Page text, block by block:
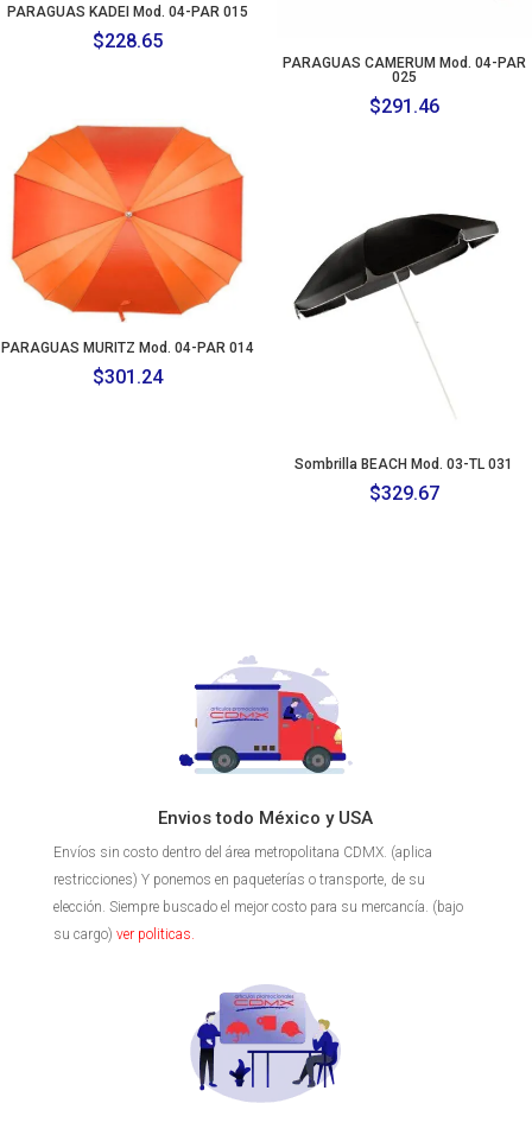
PARAGUAS KADEI Mod. 04-PAR 015
$228.65
PARAGUAS CAMERUM Mod. 04-PAR
025
$291.46
PARAGUAS MURITZ Mod. 04-PAR 014
$301.24
Sombrilla BEACH Mod. 03-TL 031
$329.67
Envios todo México y USA
Envíos sin costo dentro del área metropolitana CDMX. (aplica
restricciones) Y ponemos en paqueterías o transporte, de su
elección. Siempre buscado el mejor costo para su mercancía. (bajo
su cargo) ver politicas.